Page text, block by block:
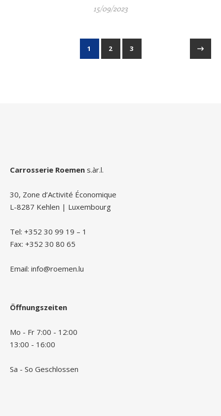
15/09/2023
1 2 3
Carrosserie Roemen s.àr.l.
30, Zone d’Activité Économique
L-8287 Kehlen | Luxembourg
Tel: +352 30 99 19 – 1
Fax: +352 30 80 65
Email: info@roemen.lu
Öffnungszeiten
Mo - Fr 7:00 - 12:00
13:00 - 16:00
Sa - So Geschlossen